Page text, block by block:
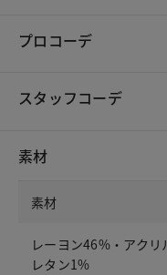
プロコーデ
スタッフコーデ
素材
素材
レーヨン46%・アク
レタン1%